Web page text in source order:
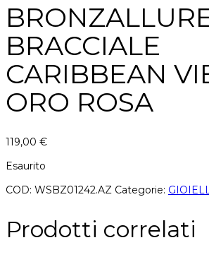
BRACCIALE
CARIBBEAN
ORO ROSA
119,00 €
Esaurito
COD: WSBZ01242.AZ Categorie:
Prodotti correlati